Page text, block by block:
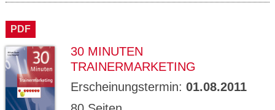
PDF
30 MINUTEN
TRAINERMARKETING
Erscheinungstermin: 01.08.2011